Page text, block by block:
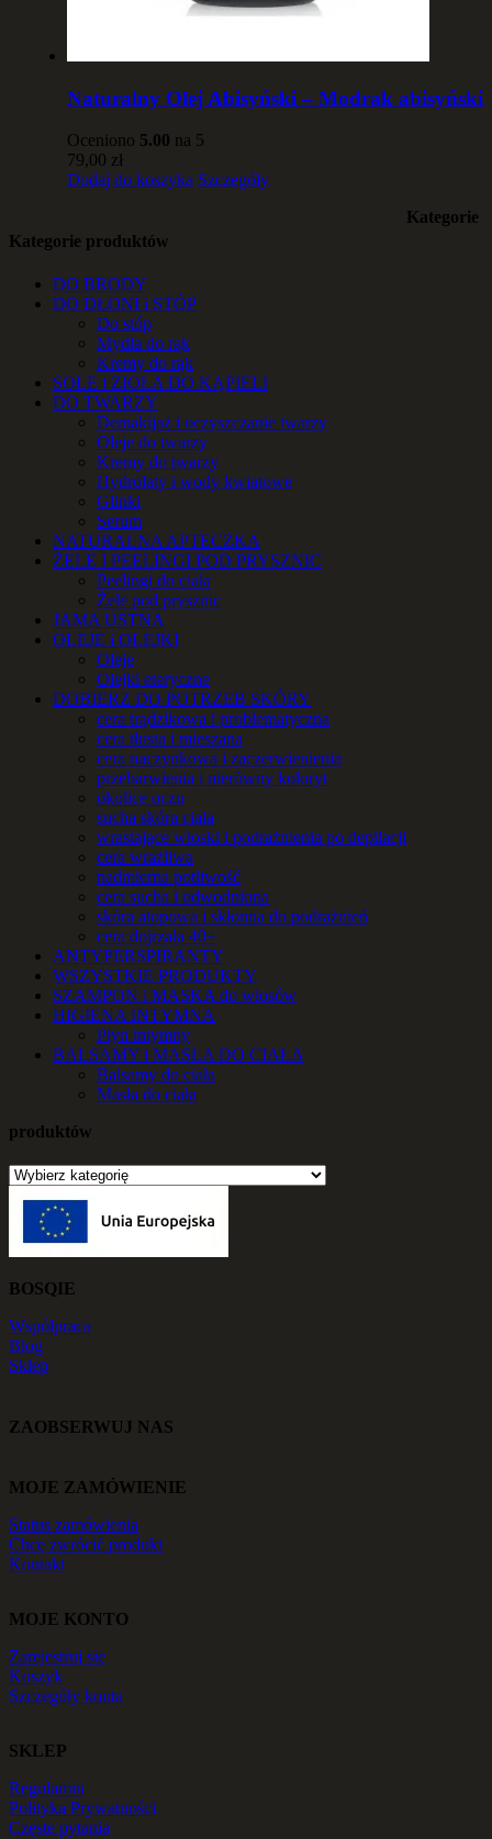
Naturalny Olej Abisyński – Modrak abisyński
Oceniono 5.00 na 5
79,00 zł
Dodaj do koszyka Szczegóły
Kategorie produktów
DO BRODY
DO DŁONI i STÓP
Do stóp
Mydła do rąk
Kremy do rąk
SOLE i ZIOŁA DO KĄPIELI
DO TWARZY
Demakijaż i oczyszczanie twarzy
Oleje do twarzy
Kremy do twarzy
Hydrolaty i wody kwiatowe
Glinki
Serum
NATURALNA APTECZKA
ŻELE I PEELINGI POD PRYSZNIC
Peelingi do ciała
Żele pod prysznic
JAMA USTNA
OLEJE i OLEJKI
Oleje
Olejki eteryczne
DOBIERZ DO POTRZEB SKÓRY
cera trądzikowa i problematyczna
cera tłusta i mieszana
cera naczynkowa i zaczerwienienia
przebarwienia i nierówny koloryt
okolice oczu
sucha skóra ciała
wrastające włoski i podrażnienia po depilacji
cera wrażliwa
nadmierna potliwość
cera sucha i odwodniona
skóra atopowa i skłonna do podrażnień
cera dojrzała 40+
ANTYPERSPIRANTY
WSZYSTKIE PRODUKTY
SZAMPON i MASKA do włosów
HIGIENA INTYMNA
Płyn intymny
BALSAMY i MASŁA DO CIAŁA
Balsamy do ciała
Masła do ciała
Kategorie
produktów
BOSQIE
Współpraca
Blog
Sklep
ZAOBSERWUJ NAS
MOJE ZAMÓWIENIE
Status zamówienia
Chcę zwrócić produkt
Kontakt
MOJE KONTO
Zarejestruj się
Koszyk
Szczegóły konta
SKLEP
Regulamin
Polityka Prywatności
Częste pytania